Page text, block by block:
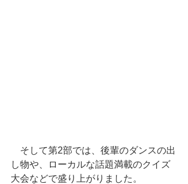
そして第2部では、後輩のダンスの出
し物や、ローカルな話題満載のクイズ
大会などで盛り上がりました。